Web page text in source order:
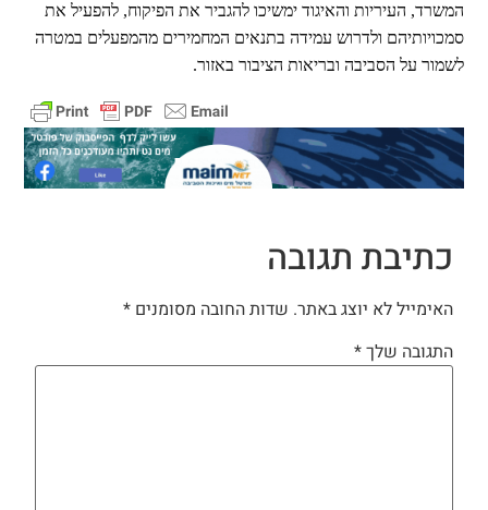
המשרד, העיריות והאיגוד ימשיכו להגביר את הפיקוח, להפעיל את
סמכויותיהם ולדרוש עמידה בתנאים המחמירים מהמפעלים במטרה
לשמור על הסביבה ובריאות הציבור באזור.
כתיבת תגובה
האימייל לא יוצג באתר. שדות החובה מסומנים *
התגובה שלך*